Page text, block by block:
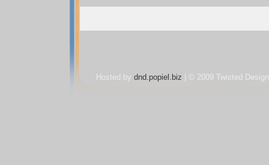
Hosted by dnd.popiel.biz | © 2009 Twisted